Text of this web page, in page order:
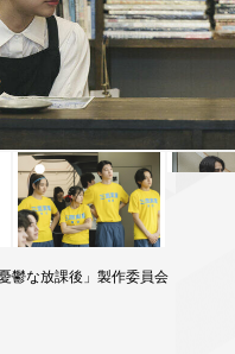
鬱な放課後」製作委員会